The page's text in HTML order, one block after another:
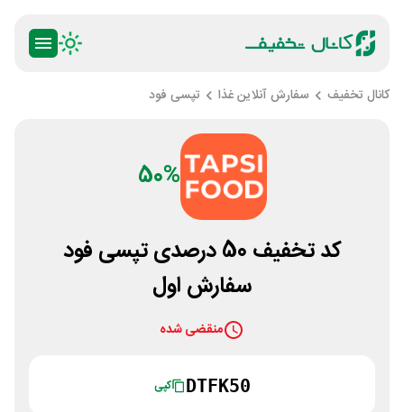
کانال تخفیف سفارش آنلاین غذا تپسی فود
50%
کد تخفیف 50 درصدی تپسی فود
سفارش اول
منقضی شده
DTFK50 کپی